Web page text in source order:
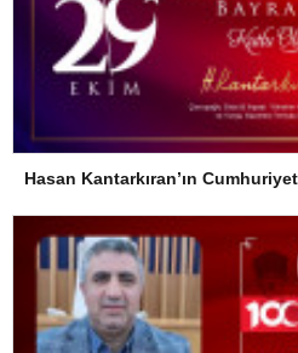
Hasan Kantarkıran’ın